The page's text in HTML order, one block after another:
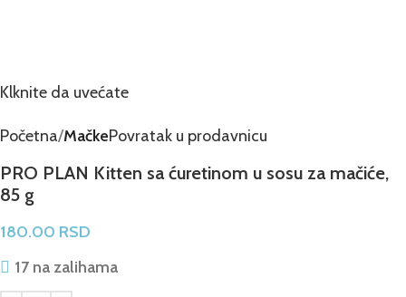
Klknite da uvećate
Početna MačkePovratak u prodavnicu
PRO PLAN Kitten sa ćuretinom u sosu za mačiće,
85 g
180.00 RSD
17 na zalihama